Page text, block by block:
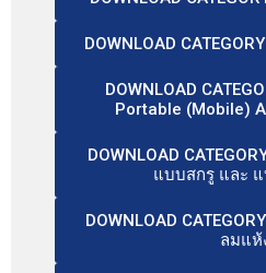
DOWNLOAD
DOWNLOAD
Portable (Mobile)
DOWNLOAD
แบบสกรู และ
DOWNLOAD
ลมแห้